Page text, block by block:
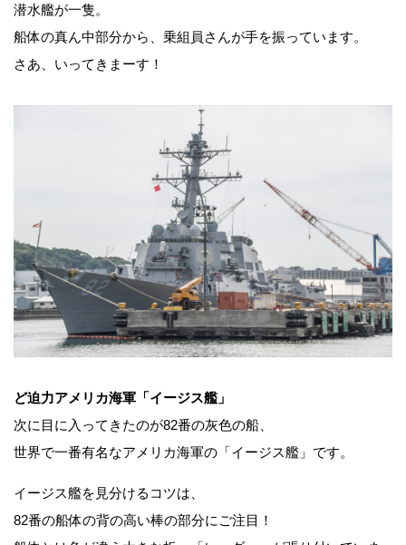
潜水艦が一隻。
船体の真ん中部分から、乗組員さんが手を振っています。
さあ、いってきまーす！
ど迫力アメリカ海軍「イージス艦」
次に目に入ってきたのが82番の灰色の船、
世界で一番有名なアメリカ海軍の「イージス艦」です。
イージス艦を見分けるコツは、
82番の船体の背の高い棒の部分にご注目！